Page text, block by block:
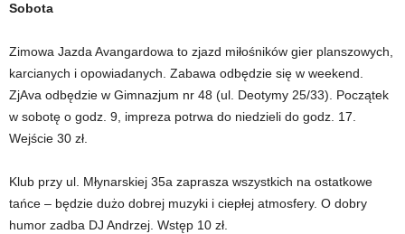
Sobota
Zimowa Jazda Avangardowa to zjazd miłośników gier planszowych,
karcianych i opowiadanych. Zabawa odbędzie się w weekend.
ZjAva odbędzie w Gimnazjum nr 48 (ul. Deotymy 25/33). Początek
w sobotę o godz. 9, impreza potrwa do niedzieli do godz. 17.
Wejście 30 zł.
Klub przy ul. Młynarskiej 35a zaprasza wszystkich na ostatkowe
tańce – będzie dużo dobrej muzyki i ciepłej atmosfery. O dobry
humor zadba DJ Andrzej. Wstęp 10 zł.